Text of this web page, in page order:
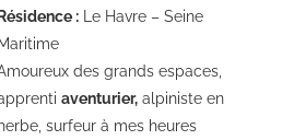
Résidence : Le Havre – Seine
Maritime
des grands espaces,
aventurier, alpiniste en
herbe, surfeur à mes heures